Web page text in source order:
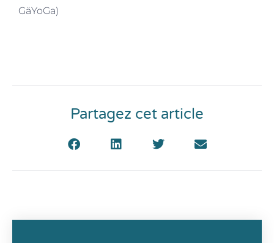
GäYoGa)
Partagez cet article